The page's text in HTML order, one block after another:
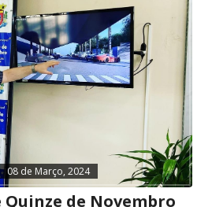
08 de Março, 2024
Quinze de Novembro